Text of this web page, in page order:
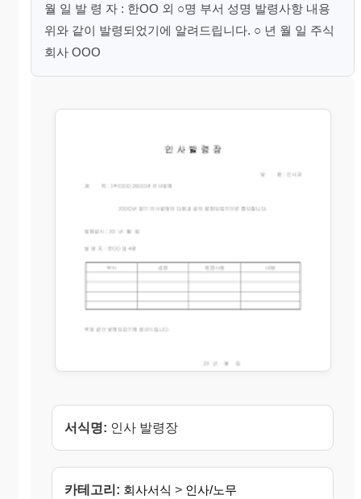
월 일 발 령 자 : 한OO 외 ○명 부서 성명 발령사항 내용
위와 같이 발령되었기에 알려드립니다. ○ 년 월 일 주식
회사 OOO
서식명: 인사 발령장
카테고리: 회사서식 > 인사/노무